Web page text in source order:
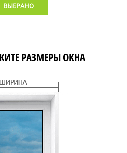
ВЫБРАНО
РАЗМЕРЫ ОКНА